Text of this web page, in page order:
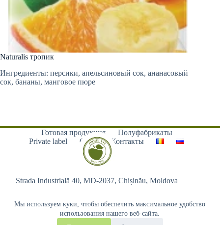
Мы используем куки, чтобы обеспечить максимальное удобство
использования нашего веб-сайта.
Naturalis тропик
Ингредиенты: персики, апельсиновый сок, ананасовый
сок, бананы, манговое пюре
Готовая продукция
Полуфабрикаты
Private label
О нас Контакты
Strada Industrială 40, MD-2037, Chișinău, Moldova